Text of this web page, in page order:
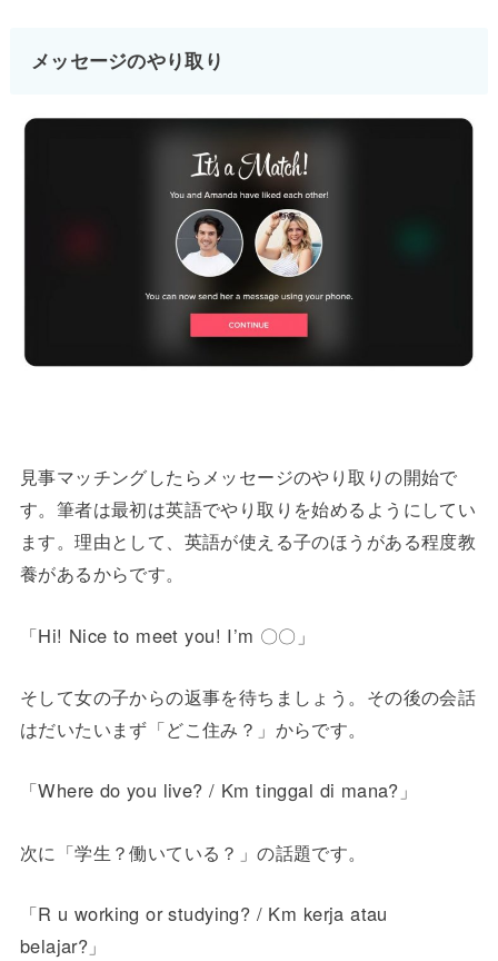
メッセージのやり取り
見事マッチングしたらメッセージのやり取りの開始で
す。筆者は最初は英語でやり取りを始めるようにしてい
ます。理由として、英語が使える子のほうがある程度教
養があるからです。
「Hi! Nice to meet you! I’m 〇〇」
そして女の子からの返事を待ちましょう。その後の会話
はだいたいまず「どこ住み？」からです。
「Where do you live? / Km tinggal di mana?」
次に「学生？働いている？」の話題です。
「R u working or studying? / Km kerja atau
belajar?」